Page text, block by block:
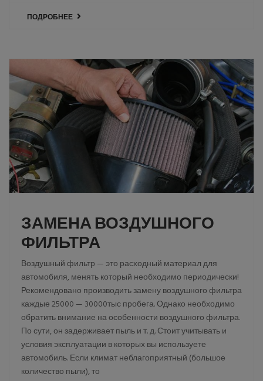
ПОДРОБНЕЕ
ЗАМЕНА ВОЗДУШНОГО
ФИЛЬТРА
Воздушный фильтр — это расходный материал для
автомобиля, менять который необходимо периодически!
Рекомендовано производить замену воздушного фильтра
каждые 25000 — 30000тыс пробега. Однако необходимо
обратить внимание на особенности воздушного фильтра.
По сути, он задерживает пыль и т. д. Стоит учитывать и
условия эксплуатации в которых вы используете
автомобиль. Если климат неблагоприятный (большое
количество пыли), то